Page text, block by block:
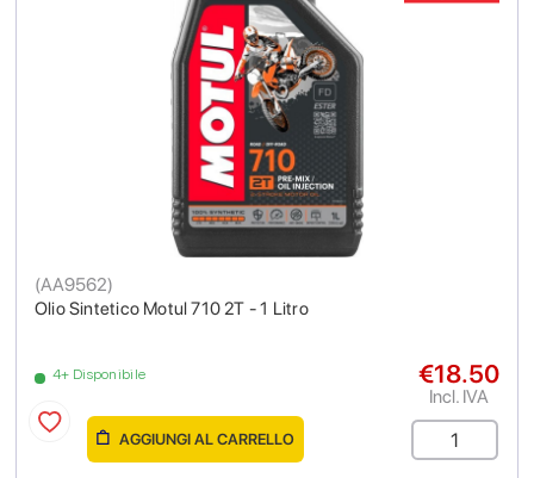
Olio Sintetico Motul 710 2T - 1 Litro
(AA9562)
4+ Disponibile €18.50
Incl. IVA
AGGIUNGI AL CARRELLO